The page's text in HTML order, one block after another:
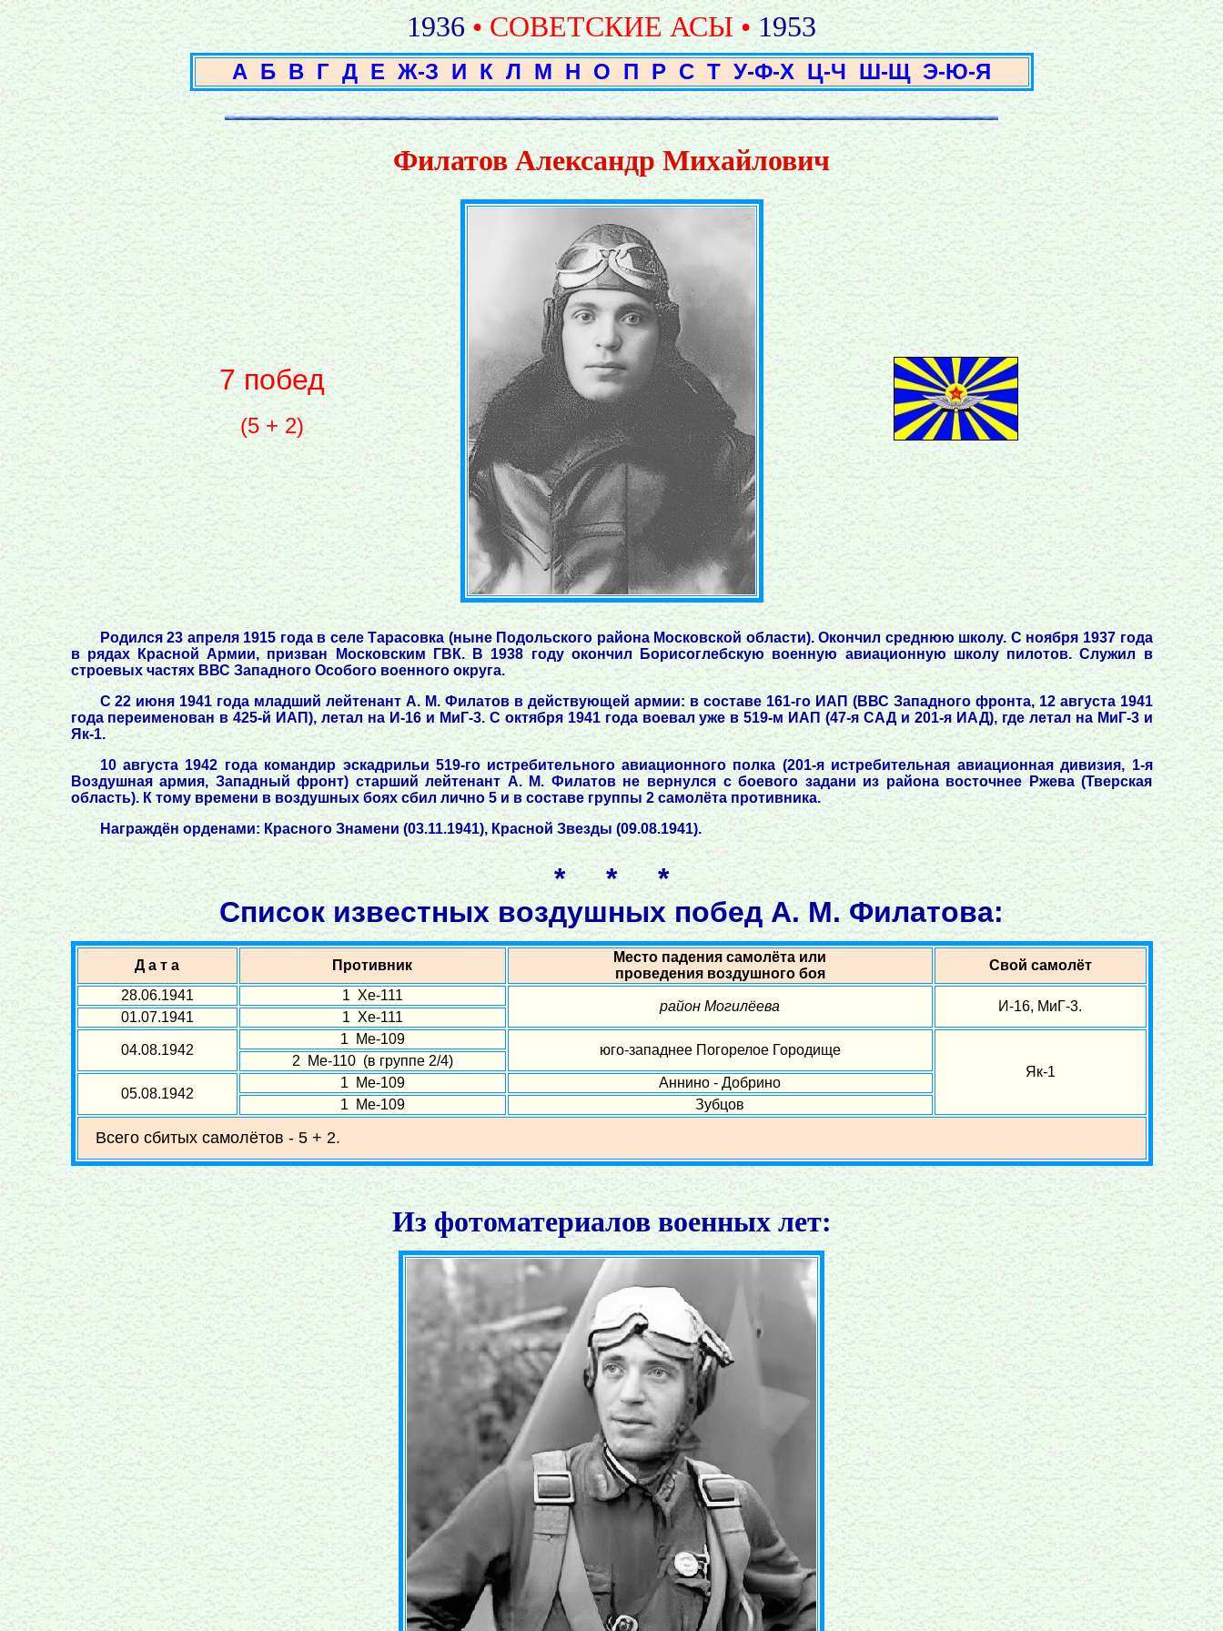
1936 • СОВЕТСКИЕ АСЫ • 1953
А Б В Г Д Е Ж-З И К Л М Н О П Р С Т У-Ф-Х Ц-Ч Ш-Щ Э-Ю-Я
Филатов Александр Михайлович
7 побед
(5 + 2)
Родился 23 апреля 1915 года в селе Тарасовка (ныне Подольского района Московской области). Окончил среднюю школу. С ноября 1937 года
в рядах Красной Армии, призван Московским ГВК. В 1938 году окончил Борисоглебскую военную авиационную школу пилотов. Служил в
строевых частях ВВС Западного Особого военного округа.
С 22 июня 1941 года младший лейтенант А. М. Филатов в действующей армии: в составе 161-го ИАП (ВВС Западного фронта, 12 августа 1941
года переименован в 425-й ИАП), летал на И-16 и МиГ-3. С октября 1941 года воевал уже в 519-м ИАП (47-я САД и 201-я ИАД), где летал на МиГ-3 и
Як-1.
10 августа 1942 года командир эскадрильи 519-го истребительного авиационного полка (201-я истребительная авиационная дивизия, 1-я
Воздушная армия, Западный фронт) старший лейтенант А. М. Филатов не вернулся с боевого задани из района восточнее Ржева (Тверская
область). К тому времени в воздушных боях сбил лично 5 и в составе группы 2 самолёта противника.
Награждён орденами: Красного Знамени (03.11.1941), Красной Звезды (09.08.1941).
* * *
Список известных воздушных побед А. М. Филатова:
Д а т а Противник
Место падения самолёта или
проведения воздушного боя
Свой самолёт
28.06.1941
1 Хе-111
район Могилёева И-16, МиГ-3.
01.07.1941 1 Хе-111
04.08.1942
1 Ме-109
юго-западнее Погорелое Городище
Як-1
2 Ме-110 (в группе 2/4)
05.08.1942
1 Ме-109
Аннино - Добрино
1 Ме-109
Зубцов
Всего сбитых самолётов - 5 + 2.
Из фотоматериалов военных лет: